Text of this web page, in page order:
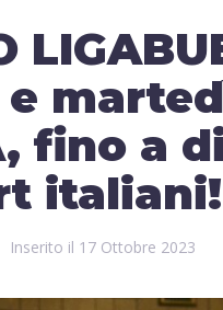
fino a
italiani!
Inserito il 17 Ottobre 2023